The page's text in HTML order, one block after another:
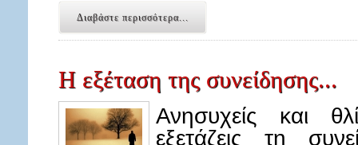
Διαβάστε περισσότερα...
Η εξέταση της συνείδησης...
Ανησυχείς και
εξετάζεις τη